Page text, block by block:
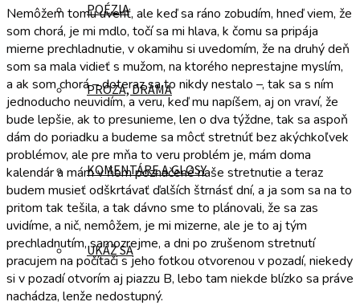
POÉZIA
PRÓZA, DRÁMA
KOMENTÁRE A GLOSY
UKÁŽ SA
Nemôžem tomu uveriť, ale keď sa ráno zobudím, hneď viem, že
som chorá, je mi mdlo, točí sa mi hlava, k čomu sa pripája
mierne prechladnutie, v okamihu si uvedomím, že na druhý deň
som sa mala vidieť s mužom, na ktorého neprestajne myslím,
a ak som chorá – doteraz sa to nikdy nestalo –, tak sa s ním
jednoducho neuvidím, a veru, keď mu napíšem, aj on vraví, že
bude lepšie, ak to presunieme, len o dva týždne, tak sa aspoň
dám do poriadku a budeme sa môcť stretnúť bez akýchkoľvek
problémov, ale pre mňa to veru problém je, mám doma
kalendár a mám v ňom poznačené naše stretnutie a teraz
budem musieť odškrtávať ďalších štrnásť dní, a ja som sa na to
pritom tak tešila, a tak dávno sme to plánovali, že sa zas
uvidíme, a nič, nemôžem, je mi mizerne, ale je to aj tým
prechladnutím, samozrejme, a dni po zrušenom stretnutí
pracujem na počítači s jeho fotkou otvorenou v pozadí, niekedy
si v pozadí otvorím aj piazzu B, lebo tam niekde blízko sa práve
nachádza, lenže nedostupný.